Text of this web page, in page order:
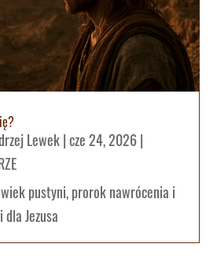
Lewek|cze 24, 2026|
pustyni, prorok nawrócenia i
Jezusa